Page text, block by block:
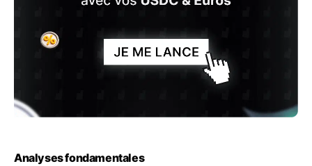
Analyses fondamentales